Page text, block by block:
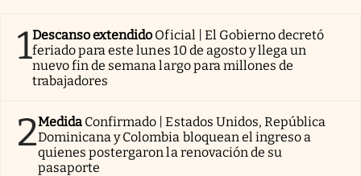
1Descanso extendido Oficial | El Gobierno decretó
feriado para este lunes 10 de agosto y llega un
nuevo fin de semana largo para millones de
trabajadores
2Medida Confirmado | Estados Unidos, República
Dominicana y Colombia bloquean el ingreso a
quienes postergaron la renovación de su
pasaporte